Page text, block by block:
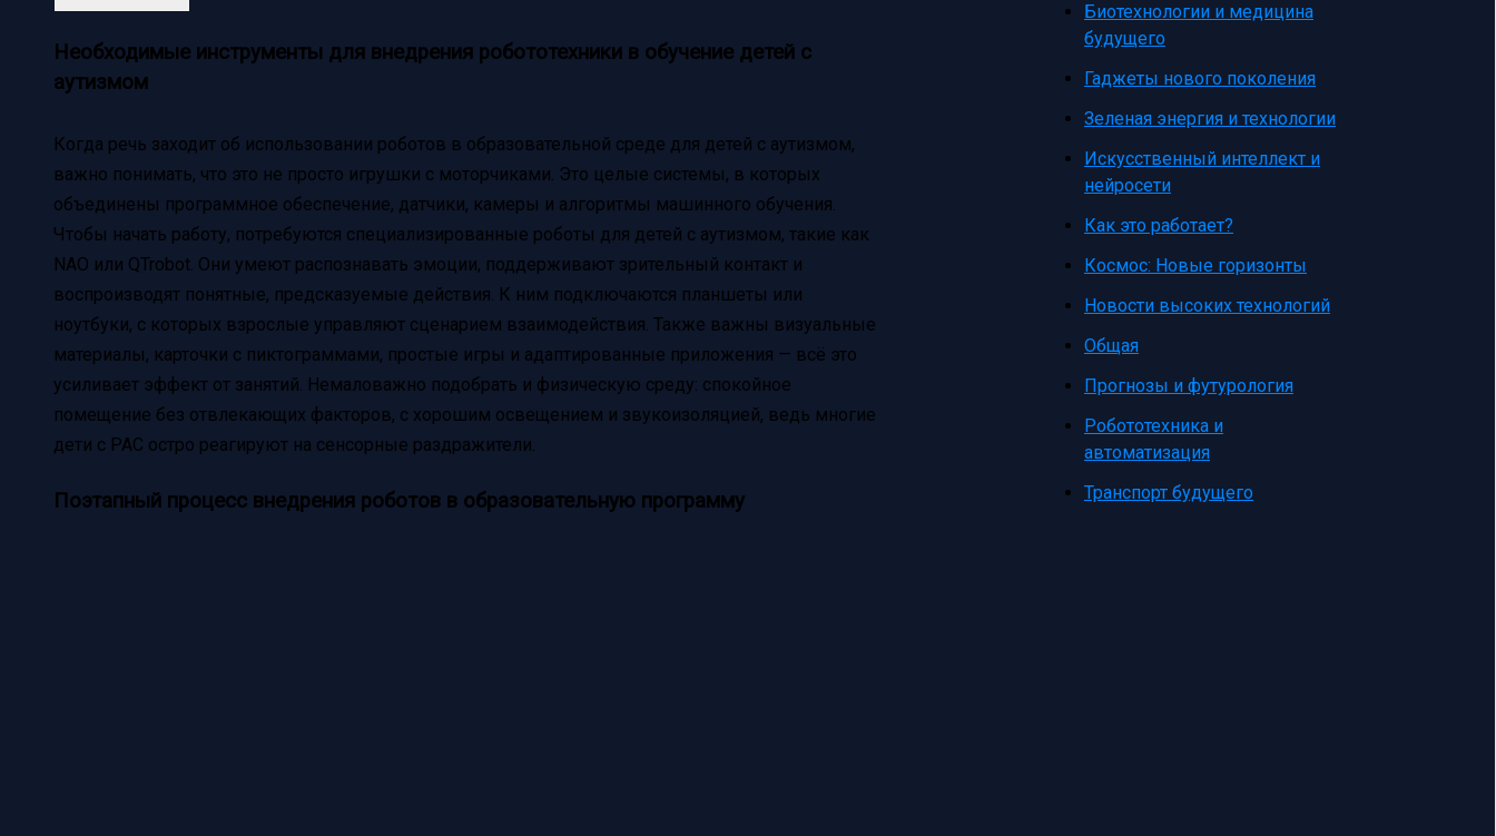
Необходимые инструменты для внедрения робототехники в обучение детей с
аутизмом
Когда речь заходит об использовании роботов в образовательной среде для детей с аутизмом,
важно понимать, что это не просто игрушки с моторчиками. Это целые системы, в которых
объединены программное обеспечение, датчики, камеры и алгоритмы машинного обучения.
Чтобы начать работу, потребуются специализированные роботы для детей с аутизмом, такие как
NAO или QTrobot. Они умеют распознавать эмоции, поддерживают зрительный контакт и
воспроизводят понятные, предсказуемые действия. К ним подключаются планшеты или
ноутбуки, с которых взрослые управляют сценарием взаимодействия. Также важны визуальные
материалы, карточки с пиктограммами, простые игры и адаптированные приложения — всё это
усиливает эффект от занятий. Немаловажно подобрать и физическую среду: спокойное
помещение без отвлекающих факторов, с хорошим освещением и звукоизоляцией, ведь многие
дети с РАС остро реагируют на сенсорные раздражители.
Поэтапный процесс внедрения роботов в образовательную программу
Биотехнологии и медицина
будущего
Гаджеты нового поколения
Зеленая энергия и технологии
Искусственный интеллект и
нейросети
Как это работает?
Космос: Новые горизонты
Новости высоких технологий
Общая
Прогнозы и футурология
Робототехника и
автоматизация
Транспорт будущего